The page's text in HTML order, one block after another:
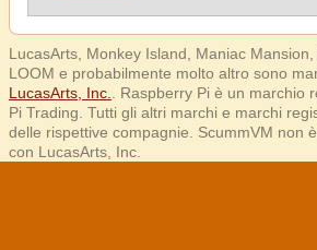
LucasArts, Monkey Island, Maniac
LOOM e probabilmente molto altro sono
LucasArts, Inc.
. Raspberry Pi è un marchio
Pi Trading. Tutti gli altri marchi e marchi
delle rispettive compagnie. ScummVM non
con LucasArts, Inc.